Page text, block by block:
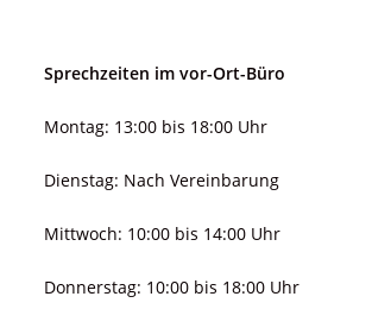
Sprechzeiten im vor-Ort-Büro
Montag: 13:00 bis 18:00 Uhr
Dienstag: Nach Vereinbarung
Mittwoch: 10:00 bis 14:00 Uhr
Donnerstag: 10:00 bis 18:00 Uhr